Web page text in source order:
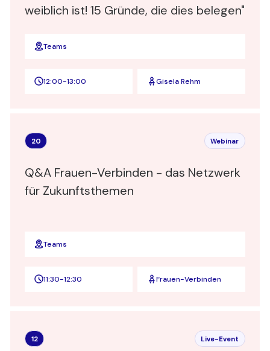
weiblich ist! 15 Gründe, die dies belegen"
Teams
12:00-13:00 Gisela Rehm
20 Webinar
Q&A Frauen-Verbinden - das Netzwerk
für Zukunftsthemen
Teams
11:30-12:30 Frauen-Verbinden
12 Live-Event